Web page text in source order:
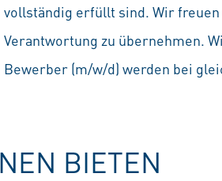
vollständig erfüllt sind. Wir freuen
Verantwortung zu übernehmen.
Bewerber (m/w/d) werden bei
BIETEN